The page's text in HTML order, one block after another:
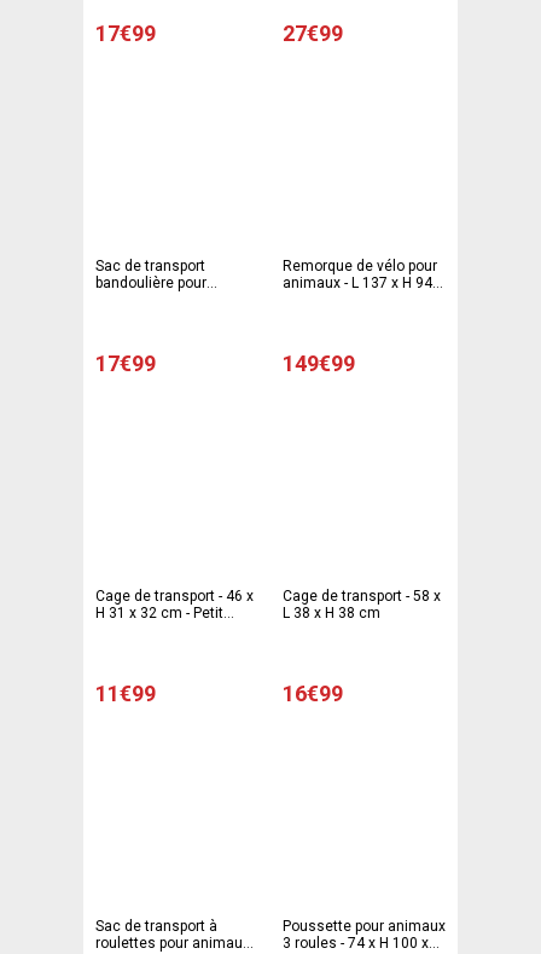
17€99 27€99
Sac de transport
bandoulière pour
17€99
Remorque de vélo pour
animaux - L 137 x H 94 x
149€99
Cage de transport - 46 x
H 31 x 32 cm - Petit
11€99
Cage de transport - 58 x
L 38 x H 38 cm
16€99
Sac de transport à
roulettes pour animaux -
Poussette pour animaux
3 roules - 74 x H 100 x